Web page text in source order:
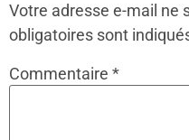
Votre adresse e-mail ne
obligatoires sont
Commentaire *